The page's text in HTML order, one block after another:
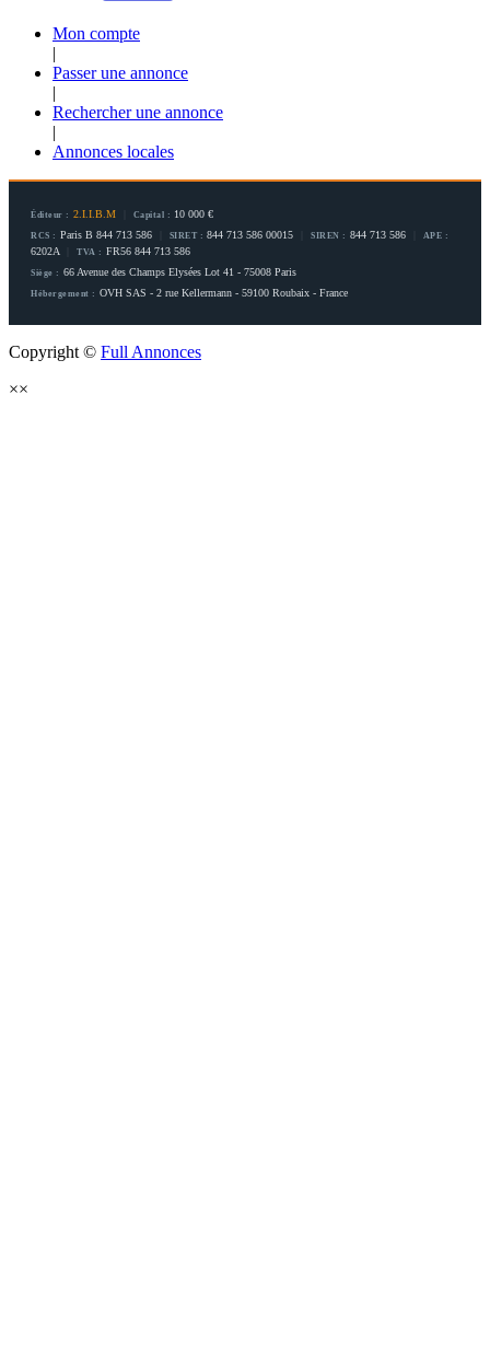
Mon compte
|
Passer une annonce
|
Rechercher une annonce
|
Annonces locales
Éditeur : 2.I.I.B.M Capital : 10 000 €
RCS : Paris B 844 713 586 SIRET : 844 713 586 00015 SIREN : 844 713 586 APE :
6202A TVA : FR56 844 713 586
Siège : 66 Avenue des Champs Elysées Lot 41 - 75008 Paris
Hébergement : OVH SAS - 2 rue Kellermann - 59100 Roubaix - France
Copyright © Full Annonces
××